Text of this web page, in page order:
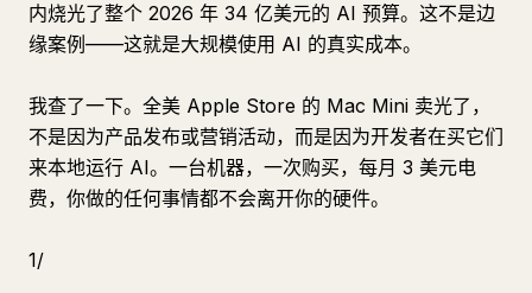
内烧光了整个 2026 年 34 亿美元的 AI 预算。这不是边
缘案例——这就是大规模使用 AI 的真实成本。
我查了一下。全美 Apple Store 的 Mac Mini 卖光了，
不是因为产品发布或营销活动，而是因为开发者在买它们
来本地运行 AI。一台机器，一次购买，每月 3 美元电
费，你做的任何事情都不会离开你的硬件。
1/